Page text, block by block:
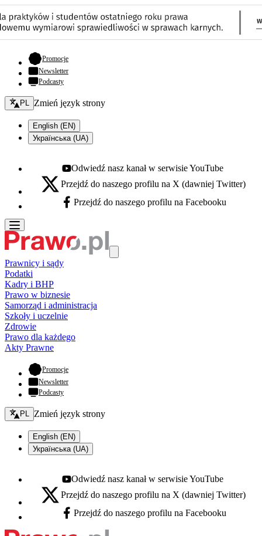
Promocje- otwiera się w nowej karcie
Newsletter
Podcasty
Zmień język - bieżący:
PL Zmień język strony
English (EN)
Українська (UA)
Youtube - otwiera się w nowej karcie
Odwiedź nasz kanał w serwisie YouTube
X - otwiera się w nowej karcie
Przejdź do naszego profilu na X (dawniej Twitter)
Facebook - otwiera się w nowej karcie
Przejdź do naszego profilu na Facebooku
Prawnicy i sądy
Podatki
Kadry i BHP
Prawo w biznesie
Samorząd i administracja
Szkoły i uczelnie
Zdrowie
Prawo dla każdego
Akty Prawne
Promocje- otwiera się w nowej karcie
Newsletter
Podcasty
Zmień język - bieżący:
PL Zmień język strony
English (EN)
Українська (UA)
Youtube - otwiera się w nowej karcie
Odwiedź nasz kanał w serwisie YouTube
X - otwiera się w nowej karcie
Przejdź do naszego profilu na X (dawniej Twitter)
Facebook - otwiera się w nowej karcie
Przejdź do naszego profilu na Facebooku